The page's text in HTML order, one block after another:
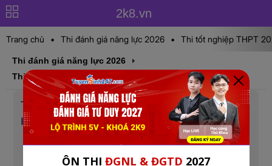
2k8.vn
Trang chủ • Thi đánh giá năng lực 2026 • Thi tốt nghiệp THPT
Thi đánh giá năng lực 2026
Thi đánh giá năng lực 2026
Tất cả thắc mắc kỳ thi Đánh giá năng lực
HCM 2026
Mục tin: Thi đánh giá năng lực 2026